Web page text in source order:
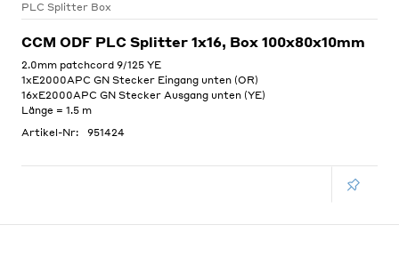
PLC Splitter Box
CCM ODF PLC Splitter 1x16, Box 100x80x10mm
2.0mm patchcord 9/125 YE
1xE2000APC GN Stecker Eingang unten (OR)
16xE2000APC GN Stecker Ausgang unten (YE)
Länge = 1.5 m
Artikel-Nr:
951424